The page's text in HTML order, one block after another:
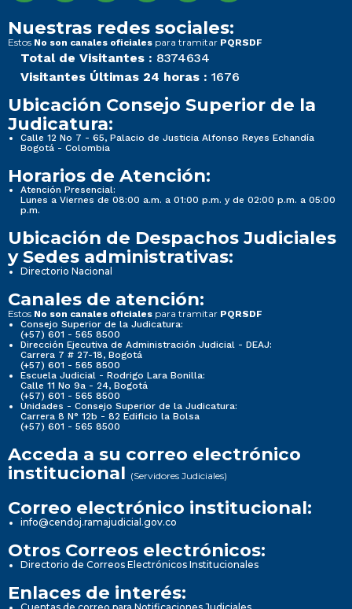
Nuestras redes sociales:
Estos No son canales oficiales para tramitar PQRSDF
Total de Visitantes : 8374634
Visitantes Últimas 24 horas : 1676
Ubicación Consejo Superior de la
Judicatura:
Calle 12 No 7 - 65, Palacio de Justicia Alfonso Reyes Echandía
Bogotá - Colombia
Horarios de Atención:
Atención Presencial:
Lunes a Viernes de 08:00 a.m. a 01:00 p.m. y de 02:00 p.m. a 05:00
p.m.
Ubicación de Despachos Judiciales
y Sedes administrativas:
Directorio Nacional
Canales de atención:
Estos No son canales oficiales para tramitar PQRSDF
Consejo Superior de la Judicatura:
(+57) 601 - 565 8500
Dirección Ejecutiva de Administración Judicial - DEAJ:
Carrera 7 # 27-18, Bogotá
(+57) 601 - 565 8500
Escuela Judicial - Rodrigo Lara Bonilla:
Calle 11 No 9a - 24, Bogotá
(+57) 601 - 565 8500
Unidades - Consejo Superior de la Judicatura:
Carrera 8 N° 12b - 82 Edificio la Bolsa
(+57) 601 - 565 8500
Acceda a su correo electrónico
institucional (Servidores Judiciales)
Correo electrónico institucional:
info@cendoj.ramajudicial.gov.co
Otros Correos electrónicos:
Directorio de Correos Electrónicos Institucionales
Enlaces de interés: